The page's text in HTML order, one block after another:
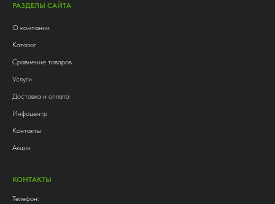
РАЗДЕЛЫ САЙТА
О компании
Каталог
Сравнение товаров
Услуги
Доставка и оплата
Инфоцентр
Контакты
Акции
КОНТАКТЫ
Телефон: